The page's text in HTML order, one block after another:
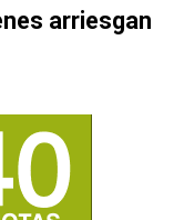
arriesgan